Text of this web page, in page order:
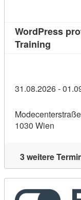
WordPress
Training
31.08.2026 -
1030 Wien
3 weitere